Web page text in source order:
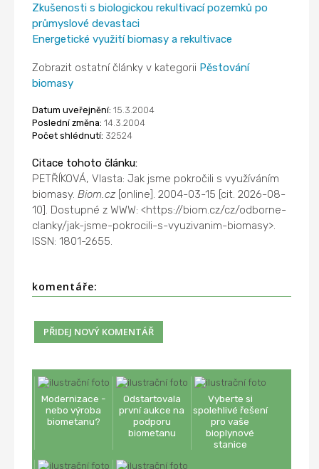
Zkušenosti s biologickou rekultivací pozemků po
průmyslové devastaci
Energetické využití biomasy a rekultivace
Zobrazit ostatní články v kategorii Pěstování
biomasy
Datum uveřejnění: 15.3.2004
Poslední změna: 14.3.2004
Počet shlédnutí: 32524
Citace tohoto článku:
PETŘÍKOVÁ, Vlasta: Jak jsme pokročili s využíváním
biomasy. Biom.cz[online]. 2004-03-15 [cit. 2026-08-
10]. Dostupné z WWW: <https://biom.cz/cz/odborne-
clanky/jak-jsme-pokrocili-s-vyuzivanim-biomasy>.
ISSN: 1801-2655.
komentáře:
Modernizace -
nebo výroba
biometanu?
Odstartovala
první aukce na
podporu
biometanu
Vyberte si
spolehlivé řešení
pro vaše
bioplynové
stanice